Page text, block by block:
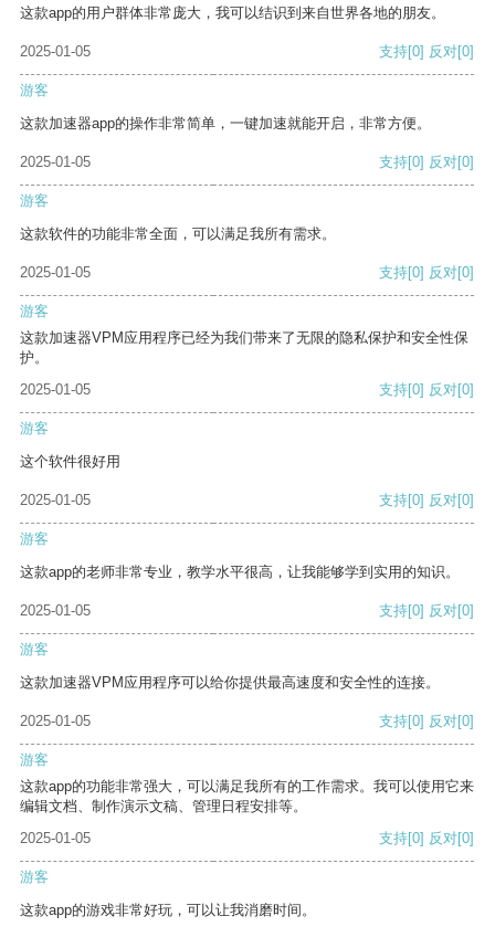
这款app的用户群体非常庞大，我可以结识到来自世界各地的朋友。
2025-01-05 支持[0] 反对[0]
游客
这款加速器app的操作非常简单，一键加速就能开启，非常方便。
2025-01-05 支持[0] 反对[0]
游客
这款软件的功能非常全面，可以满足我所有需求。
2025-01-05 支持[0] 反对[0]
游客
这款加速器VPM应用程序已经为我们带来了无限的隐私保护和安全性保
护。
2025-01-05
支持[0] 反对[0]
游客
这个软件很好用
2025-01-05 支持[0] 反对[0]
游客
这款app的老师非常专业，教学水平很高，让我能够学到实用的知识。
2025-01-05 支持[0] 反对[0]
游客
这款加速器VPM应用程序可以给你提供最高速度和安全性的连接。
2025-01-05 支持[0] 反对[0]
游客
这款app的功能非常强大，可以满足我所有的工作需求。我可以使用它来
编辑文档、制作演示文稿、管理日程安排等。
2025-01-05
支持[0] 反对[0]
游客
这款app的游戏非常好玩，可以让我消磨时间。